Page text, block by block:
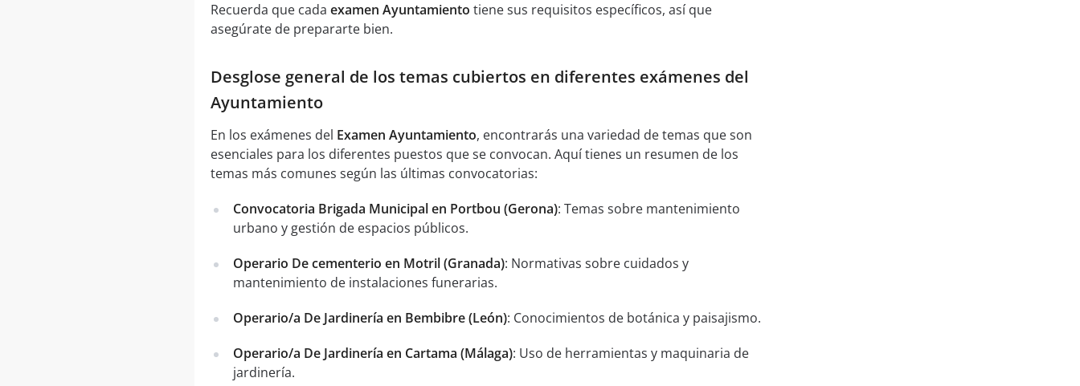
Recuerda que cada examen Ayuntamiento tiene sus requisitos específicos, así que
asegúrate de prepararte bien.
Desglose general de los temas cubiertos en diferentes exámenes del
Ayuntamiento
En los exámenes del Examen Ayuntamiento, encontrarás una variedad de temas que son
esenciales para los diferentes puestos que se convocan. Aquí tienes un resumen de los
temas más comunes según las últimas convocatorias:
Convocatoria Brigada Municipal en Portbou (Gerona): Temas sobre mantenimiento
urbano y gestión de espacios públicos.
Operario De cementerio en Motril (Granada): Normativas sobre cuidados y
mantenimiento de instalaciones funerarias.
Operario/a De Jardinería en Bembibre (León): Conocimientos de botánica y paisajismo.
Operario/a De Jardinería en Cartama (Málaga): Uso de herramientas y maquinaria de
jardinería.